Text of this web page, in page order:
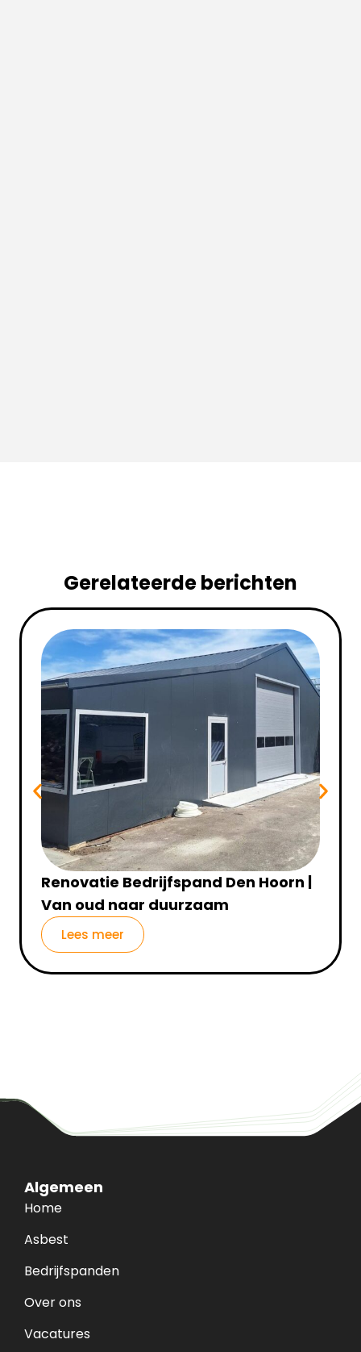
Gerelateerde berichten
Renovatie Bedrijfspand Den Hoorn |
Van oud naar duurzaam
Lees meer
Algemeen
Home
Asbest
Bedrijfspanden
Over ons
Vacatures